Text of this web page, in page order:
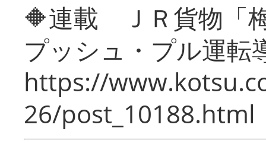
🔶連載 ＪＲ貨物「
プッシュ・プル運転
https://
26/post_10188.html